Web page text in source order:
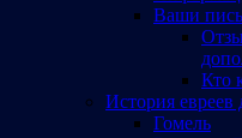
Ваши
Кто
История
Гомель